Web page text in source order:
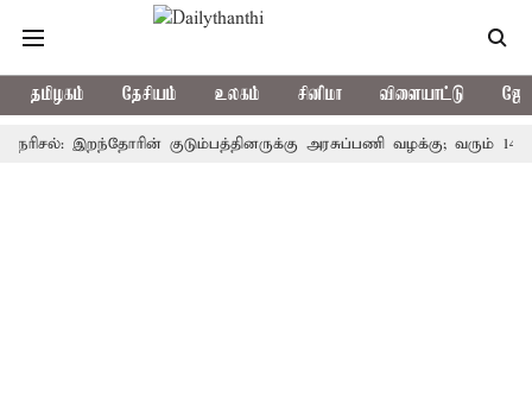
தமிழகம் தேசியம் உலகம் சினிமா விளையாட்டு
இறந்தோரின் குடும்பத்தினருக்கு அரசுப்பணி வழக்கு; வரும் 14ம்தேதி